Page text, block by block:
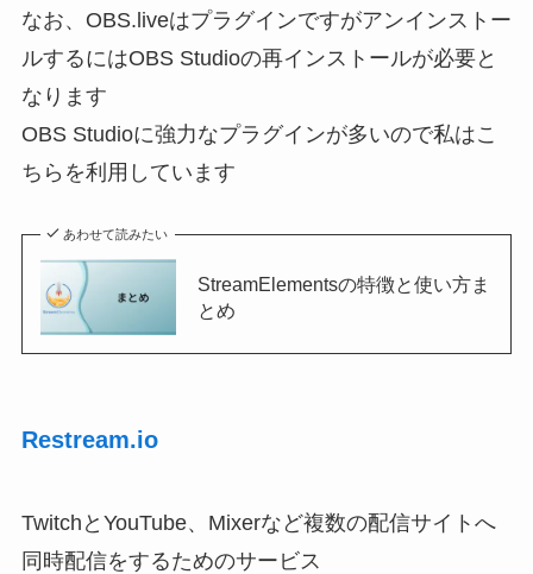
なお、OBS.liveはプラグインですがアンインストー
ルするにはOBS Studioの再インストールが必要と
なります
OBS Studioに強力なプラグインが多いので私はこ
ちらを利用しています
あわせて読みたい
StreamElementsの特徴と使い方ま
とめ
Restream.io
TwitchとYouTube、Mixerなど複数の配信サイトへ
同時配信をするためのサービス